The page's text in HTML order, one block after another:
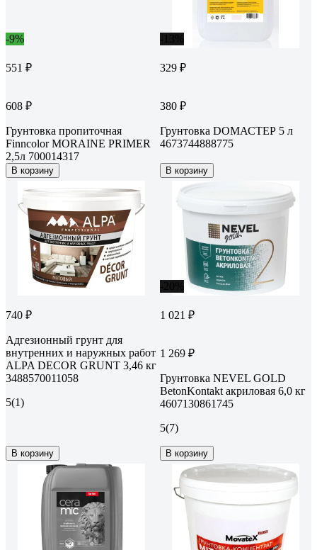
-9%
551 ₽
608 ₽
Грунтовка пропиточная
Finncolor MORAINE PRIMER
2,5л 700014317
В корзину
329 ₽
380 ₽
Грунтовка DОМАСТЕР 5 л
4673744888775
В корзину
740 ₽
Адгезионный грунт для
внутренних и наружных работ
ALPA DЕCOR GRUNT 3,46 кг
3488570011058
5(1)
В корзину
1 021 ₽
1 269 ₽
Грунтовка NEVEL GOLD
BetonKontakt акриловая 6,0 кг
4607130861745
5(7)
В корзину